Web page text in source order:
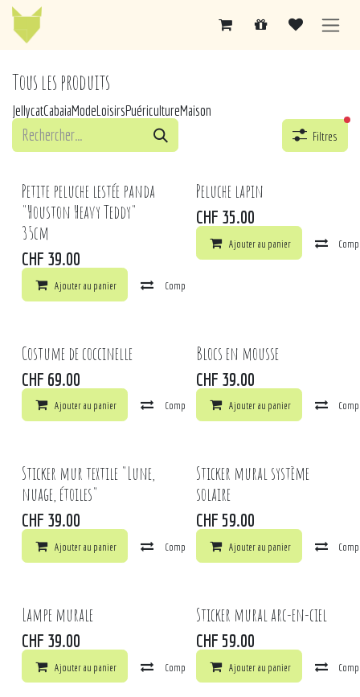
Se rendre au contenu
Tous les produits
JellycatCabaiaModeLoisirsPuéricultureMaison
Filtres
Petite peluche lestée panda
"Houston Heavy Teddy"
35cm
CHF 39.00
Ajouter au panier Comparer
Peluche lapin
CHF 35.00
Ajouter au panier
Costume de coccinelle
CHF 69.00
Ajouter au panier Comparer Ajouter à la liste de souhaits
Blocs en mousse
CHF 39.00
Ajouter au panier
Sticker mur textile "Lune,
nuage, étoiles"
CHF 39.00
Ajouter au panier Comparer Ajouter à la liste de souhaits
Sticker mural système
solaire
CHF 59.00
Ajouter au panier
Lampe murale
CHF 39.00
Ajouter au panier Comparer Ajouter à la liste de souhaits
Sticker mural arc-en-ciel
CHF 59.00
Ajouter au panier